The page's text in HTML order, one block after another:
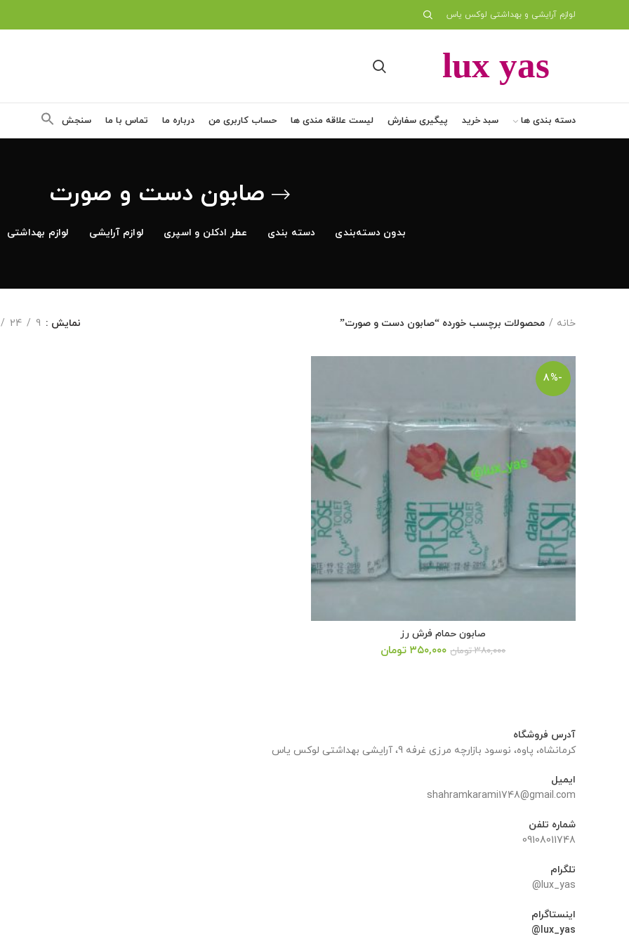
لوازم آرایشی و بهداشتی لوکس یاس
دسته بندی ها سبد خرید پیگیری سفارش لیست علاقه مندی ها حساب کاربری من درباره ما تماس با ما سنجش
صابون دست و صورت
بدون دسته‌بندی دسته بندی عطر ادکلن و اسپری لوازم آرایشی لوازم بهداشتی
خانه محصولات برچسب خورده “صابون دست و صورت” نمایش 9
24
-8%
صابون حمام فرش رز
۳۸۰,۰۰۰ تومان قیمت
۳۵۰,۰۰۰ تومانقیمت
آدرس فروشگاه
کرمانشاه، پاوه، نوسود بازارچه مرزی غرفه 9، آرایشی بهداشتی لوکس یاس
ایمیل
shahramkarami1748@gmail.com
شماره تلفن
09108011748
تلگرام
lux_yas@
اینستاگرام
lux_yas@